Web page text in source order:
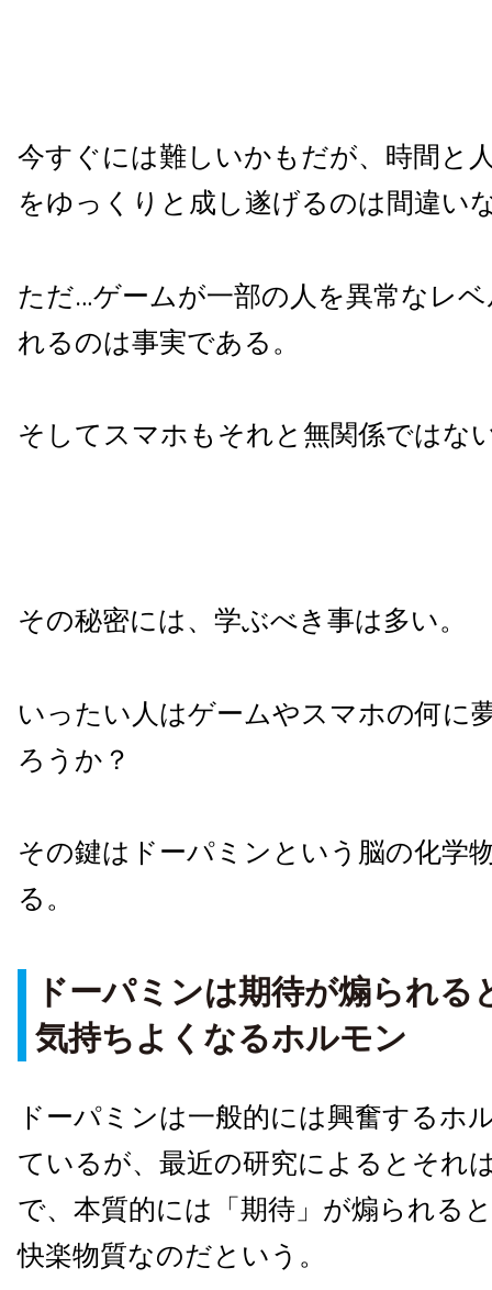
今すぐには難しいかもだが、時間と
をゆっくりと成し遂げるのは間違い
ただ…ゲームが一部の人を異常なレ
れるのは事実である。
そしてスマホもそれと無関係ではな
その秘密には、学ぶべき事は多い。
いったい人はゲームやスマホの何に
ろうか？
その鍵はドーパミンという脳の化学
る。
ドーパミンは期待が煽られる
気持ちよくなるホルモン
ドーパミンは一般的には興奮するホ
ているが、最近の研究によるとそれ
で、本質的には「期待」が煽られる
快楽物質なのだという。